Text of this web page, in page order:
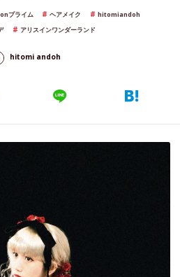
プライム ヘアメイク
hitomiandoh
アリスインワンダーランド
hitomi andoh